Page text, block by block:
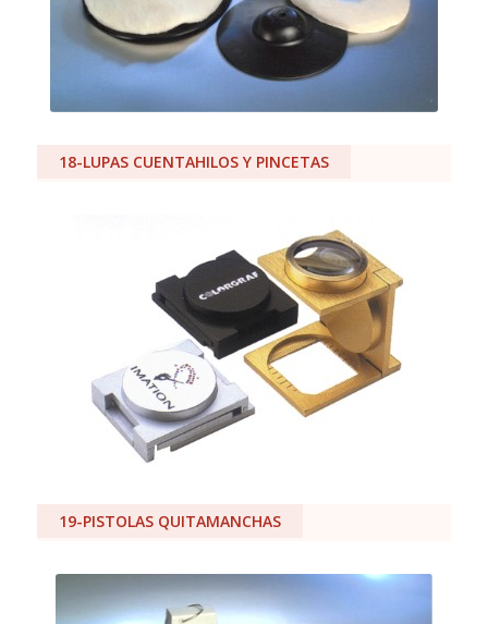
18-LUPAS CUENTAHILOS Y PINCETAS
19-PISTOLAS QUITAMANCHAS